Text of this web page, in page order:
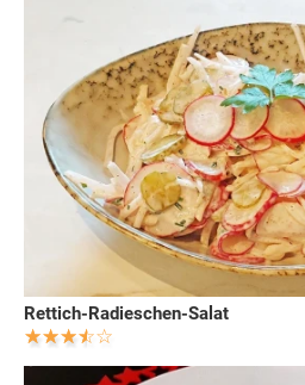
Rettich-Radieschen-Salat